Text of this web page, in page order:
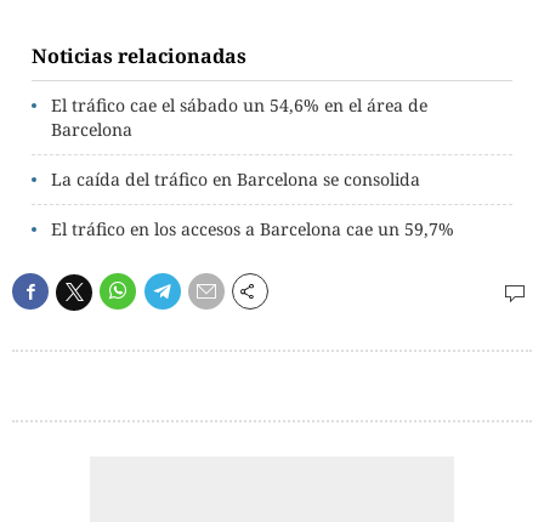
Noticias relacionadas
El tráfico cae el sábado un 54,6% en el área de
Barcelona
La caída del tráfico en Barcelona se consolida
El tráfico en los accesos a Barcelona cae un 59,7%